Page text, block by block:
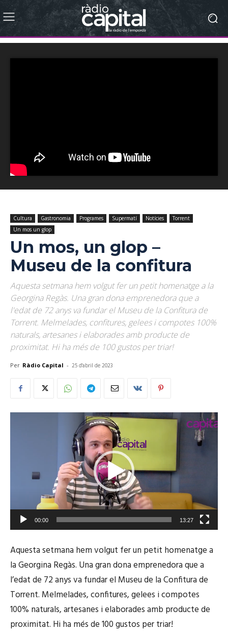
Cultura Gastronomia Programes Supermatí Notícies
Torrent
Un mos un glop
Un mos, un glop –
Museu de la confitura
Aquesta setmana hem volgut fer un petit homenatge a la
Georgina Regàs. Una gran dona emprenedora que a
l'edat de 72 anys va fundar el Museu de la Confitura de
Torrent. Melmelades, confitures, gelees i compotes 100%
naturals, artesanes i elaborades amb producte de
proximitat. Hi ha més de 100 gustos per triar!
Per Ràdio Capital - 25 d'abril de 2023
00:00 13:27
Aquesta setmana hem volgut fer un petit homenatge a
la Georgina Regàs. Una gran dona emprenedora que a
l’edat de 72 anys va fundar el Museu de la Confitura de
Torrent. Melmelades, confitures, gelees i compotes
100% naturals, artesanes i elaborades amb producte de
proximitat. Hi ha més de 100 gustos per triar!